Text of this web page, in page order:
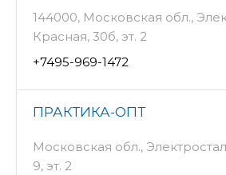
144000, Московская обл.,
Красная, 30б, эт. 2
+7495-969-1472
ПРАКТИКА-ОПТ
Московская обл.,
9, эт. 2